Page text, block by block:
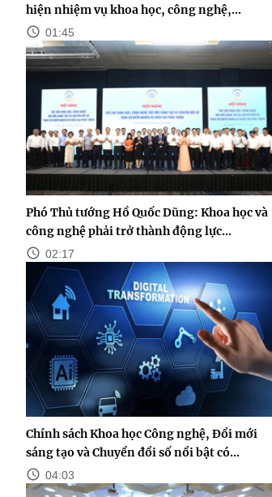
hiện nhiệm vụ khoa học, công nghệ,...
01:45
Phó Thủ tướng Hồ Quốc Dũng: Khoa học và
công nghệ phải trở thành động lực...
02:17
Chính sách Khoa học Công nghệ, Đổi mới
sáng tạo và Chuyển đổi số nổi bật có...
04:03